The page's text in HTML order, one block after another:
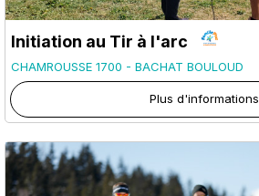
Initiation au Tir à l'arc
CHAMROUSSE 1700 - BACHAT BOULOUD
Plus d'informations